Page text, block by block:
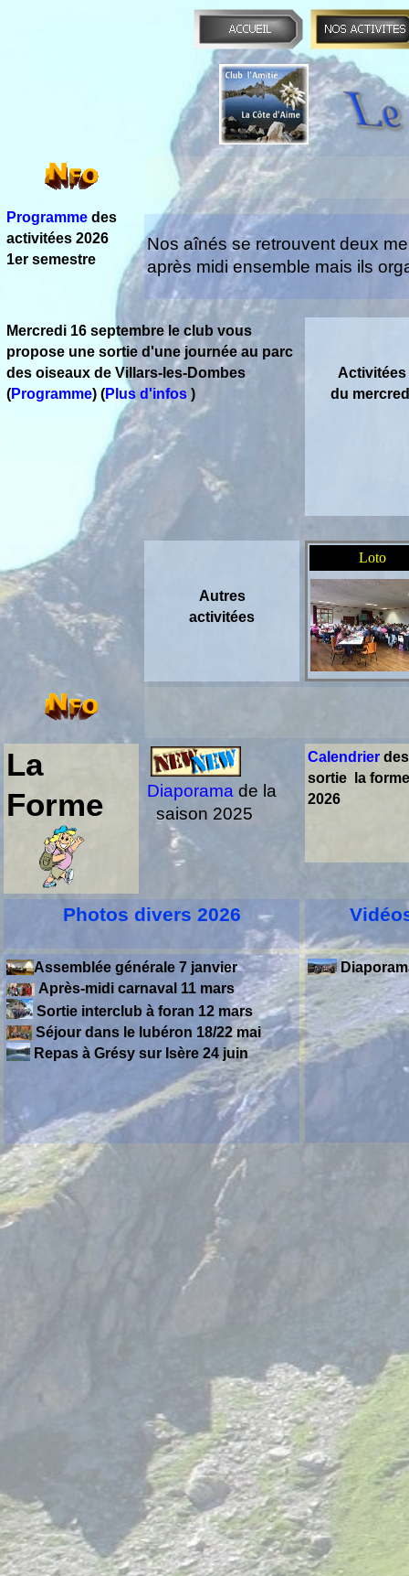
Programme des
activitées 2026
1er semestre
Nos aînés se retrouvent deux
après midi ensemble mais ils
Mercredi 16 septembre le club vous
propose une sortie d'une journée au parc
des oiseaux de Villars- les-Dombes
(Programme) (Plus d'infos )
Activitées
du
Autres
activitées
Loto
La
Forme
Diaporama de la
saison 2025
Calendrier des
sortie la forme
2026
Photos divers 2026
Assemblée générale 7 janvier
Après-midi carnaval 11 mars
Sortie interclub à foran 12 mars
Séjour dans le lubéron 18/22 mai
Repas à Grésy sur Isère 24 juin